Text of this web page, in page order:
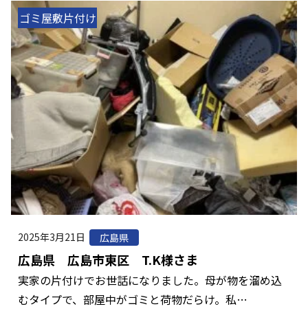
ゴミ屋敷片付け
2025年3月21日 広島県
広島県 広島市東区 T.K様さま
実家の片付けでお世話になりました。母が物を溜め込
むタイプで、部屋中がゴミと荷物だらけ。私…